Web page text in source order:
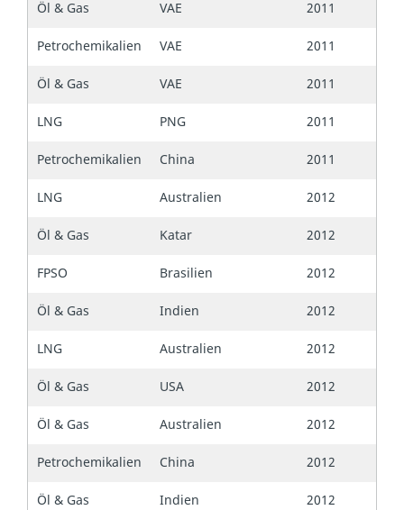
Öl & Gas
VAE
2011
Petrochemikalien
VAE
2011
Öl & Gas
VAE
2011
LNG
PNG
2011
Petrochemikalien
China
2011
LNG
Australien
2012
Öl & Gas
Katar
2012
FPSO
Brasilien
2012
Öl & Gas
Indien
2012
LNG
Australien
2012
Öl & Gas
USA
2012
Öl & Gas
Australien
2012
Petrochemikalien
China
2012
Öl & Gas
Indien 2012